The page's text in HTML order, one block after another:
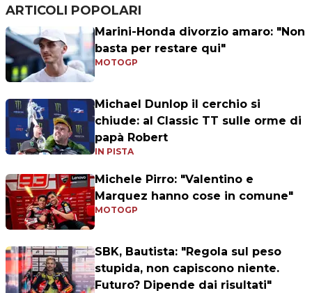
ARTICOLI POPOLARI
Marini-Honda divorzio amaro: "Non
basta per restare qui"
MOTOGP
Michael Dunlop il cerchio si
chiude: al Classic TT sulle orme di
papà Robert
IN PISTA
Michele Pirro: "Valentino e
Marquez hanno cose in comune"
MOTOGP
SBK, Bautista: "Regola sul peso
stupida, non capiscono niente.
Futuro? Dipende dai risultati"